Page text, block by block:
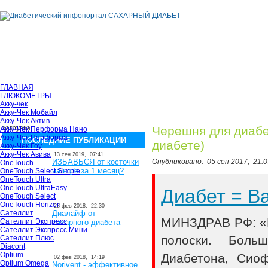
ГЛАВНАЯ
ГЛЮКОМЕТРЫ
Акку-чек
Акку-Чек Мобайл
Акку-Чек Актив
Акку-Чек Перформа Нано
Акку-Чек Перформа
Акку-Чек Гоу
Акку-Чек Авива
OneTouch
OneTouch Select Simple
OneTouch Ultra
OneTouch UltraEasy
OneTouch Select
OneTouch Horizon
Сателлит
Сателлит Экспресс
Сателлит Экспресс Мини
Сателлит Плюс
Diacont
Optium
Optium Omega
загрузка...
ПОСЛЕДНИЕ ПУБЛИКАЦИИ
13 сен 2019, 07:41
ИЗБАВЬСЯ от косточки
на ноге за 1 месяц?
28 фев 2018, 22:30
Диалайф от
сахарного диабета
02 фев 2018, 14:19
Norivent - эффективное
Черешня для
диабете)
Опубликовано: 05 сен 2017,
Диабет =
МИНЗДРАВ РФ:
полоски.
Диабетона,